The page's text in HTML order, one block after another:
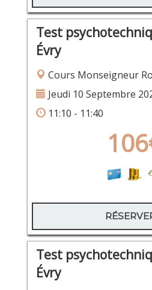
Test
Évry
Cours Monseigneur
Jeudi 10 Septembre
11:10 - 11:40
Test
Évry